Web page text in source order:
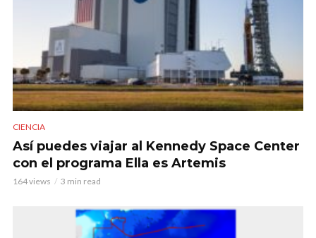
CIENCIA
Así puedes viajar al Kennedy Space Center
con el programa Ella es Artemis
164 views 3 min read